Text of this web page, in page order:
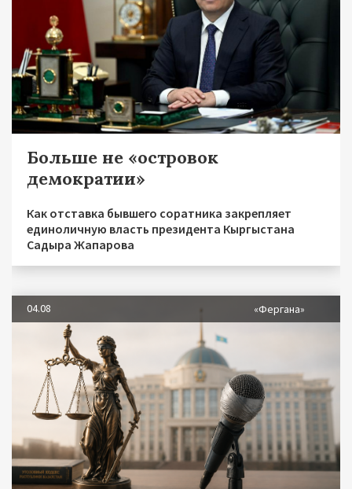
Больше не «островок
демократии»
Как отставка бывшего соратника закрепляет
единоличную власть президента Кыргыстана
Садыра Жапарова
04.08 «Фергана»